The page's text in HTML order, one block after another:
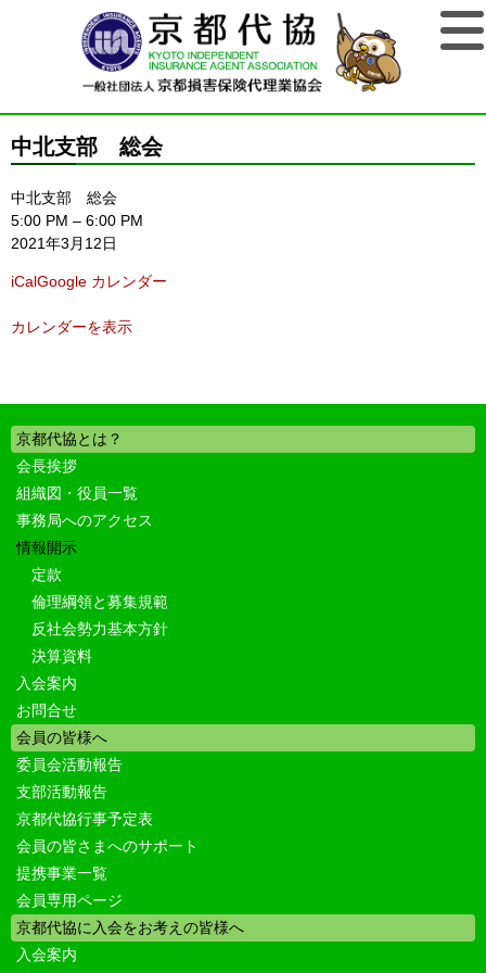
中北支部 総会
中北支部 総会
5:00 PM – 6:00 PM
2021年3月12日
iCalGoogle カレンダー
カレンダーを表示
京都代協とは？
会長挨拶
組織図・役員一覧
事務局へのアクセス
情報開示
定款
倫理綱領と募集規範
反社会勢力基本方針
決算資料
入会案内
お問合せ
会員の皆様へ
委員会活動報告
支部活動報告
京都代協行事予定表
会員の皆さまへのサポート
提携事業一覧
会員専用ページ
京都代協に入会をお考えの皆様へ
入会案内